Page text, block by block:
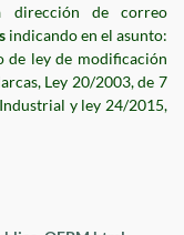
dirección de correo
indicando en el asunto:
de ley de modificación
Ley 20/2003, de 7
y ley 24/2015,